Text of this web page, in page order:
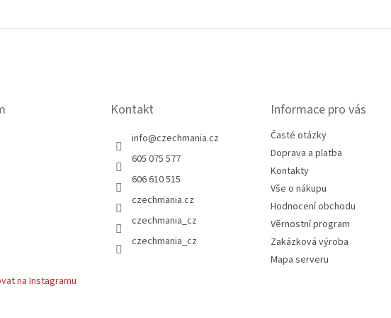
na Instagramu
Kontakt
info@czechmania.cz
605 075 577
606 610 515
czechmania.cz
czechmania_cz
czechmania_cz
Informace pro vás
Časté otázky
Doprava a platba
Kontakty
Vše o nákupu
Hodnocení obchodu
Věrnostní program
Zakázková výroba
Mapa serveru